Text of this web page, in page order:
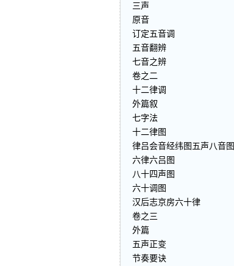
三声
原音
订定五音调
五音翻辨
七音之辨
卷之二
十二律调
外篇叙
七字法
十二律图
律吕会音经纬图五声八音图
六律六吕图
八十四声图
六十调图
汉后志京房六十律
卷之三
外篇
五声正变
节奏要诀